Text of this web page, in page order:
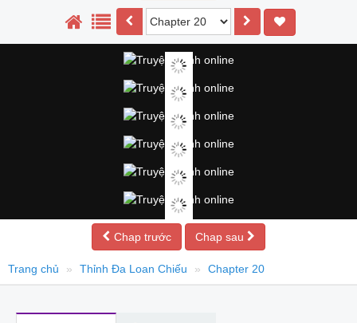
Chap trước Chap sau
Trang chủ Thỉnh Đa Loan Chiếu Chapter 20